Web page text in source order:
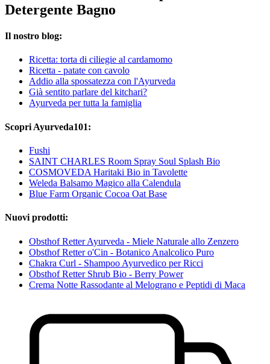
Detergente Bagno
Il nostro blog:
Ricetta: torta di ciliegie al cardamomo
Ricetta - patate con cavolo
Addio alla spossatezza con l'Ayurveda
Già sentito parlare del kitchari?
Ayurveda per tutta la famiglia
Scopri Ayurveda101:
Fushi
SAINT CHARLES Room Spray Soul Splash Bio
COSMOVEDA Haritaki Bio in Tavolette
Weleda Balsamo Magico alla Calendula
Blue Farm Organic Cocoa Oat Base
Nuovi prodotti:
Obsthof Retter Ayurveda - Miele Naturale allo Zenzero
Obsthof Retter o'Cin - Botanico Analcolico Puro
Chakra Curl - Shampoo Ayurvedico per Ricci
Obsthof Retter Shrub Bio - Berry Power
Crema Notte Rassodante al Melograno e Peptidi di Maca